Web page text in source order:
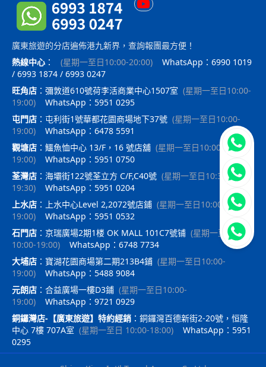
廣東旅遊的分店遍佈港九新界，查詢報團最方便！
熱線中心 ： (星期一至日10:00-20:00)
WhatsApp：6990 1019
/ 6993 1874 / 6993 0247
旺角店 ： 彌敦道610號荷李活商業中心1507室 (星期一至日10:00-
19:00)
WhatsApp：5951 0295
屯門店 ： 屯利街1號華都花園商場地下37號 (星期一至日10:00-
19:00)
WhatsApp：6478 5591
觀塘店 ： 鱷魚恤中心 13/F，16 號店舖 (星期一至日10:00-
19:00)
WhatsApp：5951 0750
荃灣店 ： 海壩街122號荃立方 C/F,C40號 (星期一至日10:30-
19:30)
WhatsApp：5951 0204
上水店 ： 上水中心Level 2,2072號店鋪 (星期一至日10:00-
19:00)
WhatsApp：5951 0532
石門店 ： 京瑞廣場2期1楼 OK MALL 101C7號铺 (星期一至日
10:00-19:00)
WhatsApp：6748 7734
大埔店 ： 寶湖花園商場第二期213B4鋪 (星期一至日10:00-
19:00)
WhatsApp：5488 9084
元朗店 ： 合益廣場一樓D3鋪 (星期一至日10:00-
19:00)
WhatsApp：9721 0929
銅鑼灣店-【廣東旅遊】特約經銷 ： 銅鑼灣百德新街2-20號，恒隆
中心 7樓 707A室 (星期一至日 10:00-18:00)
WhatsApp：5951
0295
立即